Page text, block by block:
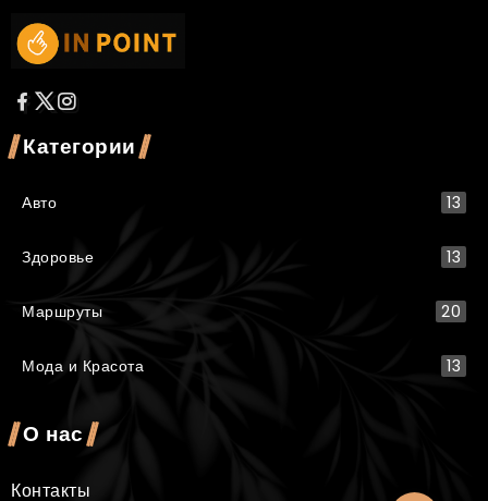
Категории
Авто 13
Здоровье 13
Маршруты 20
Мода и Красота 13
О нас
Контакты